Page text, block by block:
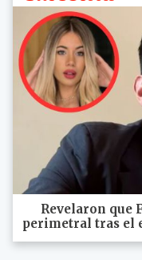
Revelaron que
perimetral tras el